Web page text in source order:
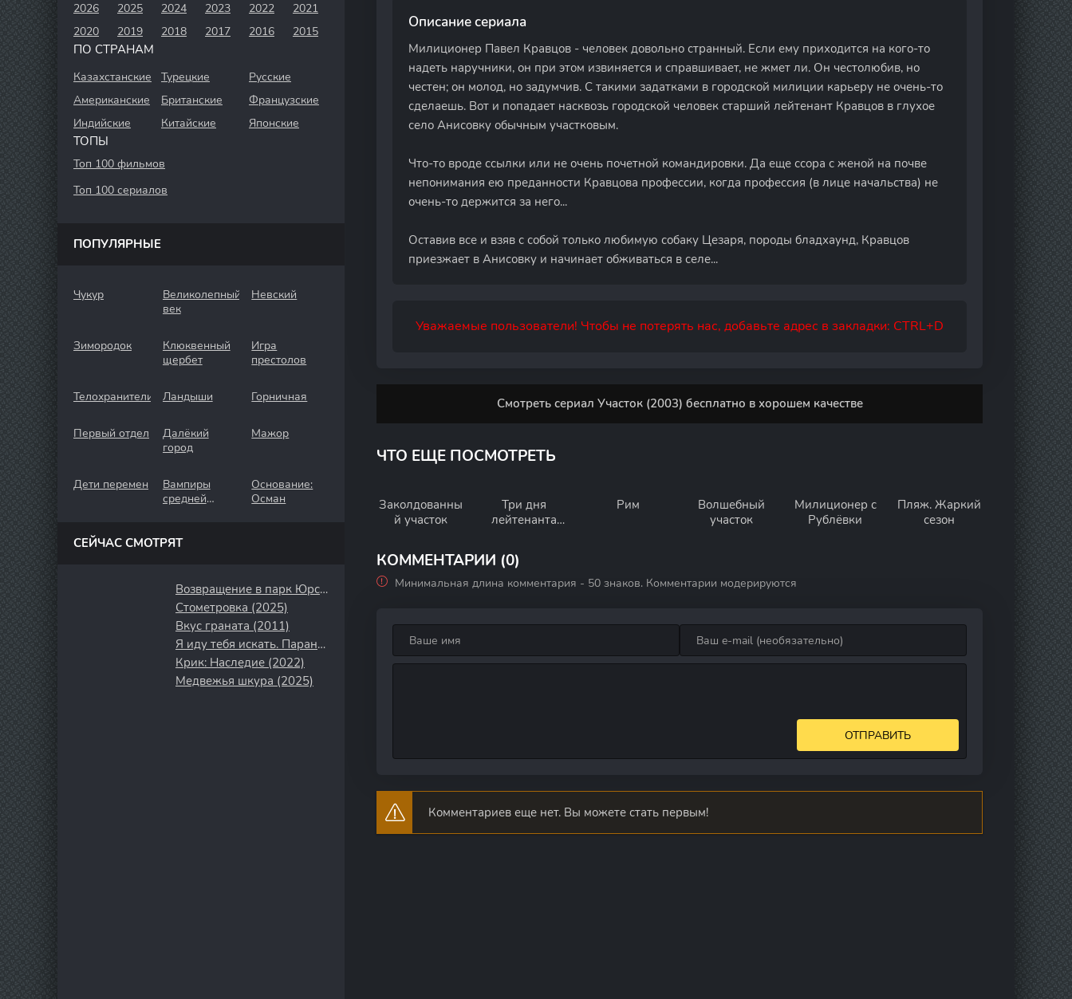
Описание сериала
Милиционер Павел Кравцов - человек довольно странный. Если ему приходится на кого-то
надеть наручники, он при этом извиняется и справшивает, не жмет ли. Он честолюбив, но
честен; он молод, но задумчив. С такими задатками в городской милиции карьеру не очень-то
сделаешь. Вот и попадает насквозь городской человек старший лейтенант Кравцов в глухое
село Анисовку обычным участковым.
Что-то вроде ссылки или не очень почетной командировки. Да еще ссора с женой на почве
непонимания ею преданности Кравцова профессии, когда профессия (в лице начальства) не
очень-то держится за него...
Оставив все и взяв с собой только любимую собаку Цезаря, породы бладхаунд, Кравцов
приезжает в Анисовку и начинает обживаться в селе...
Уважаемые пользователи! Чтобы не потерять нас, добавьте адрес в закладки: CTRL+D
Смотреть сериал Участок (2003) бесплатно в хорошем качестве
ЧТО ЕЩЕ ПОСМОТРЕТЬ
Заколдованны
й участок
Три дня
лейтенанта
Рим
Волшебный
участок
Милиционер с
Рублёвки
Пляж. Жаркий
сезон
КОММЕНТАРИИ (0)
Минимальная длина комментария - 50 знаков. Комментарии модерируются
ОТПРАВИТЬ
Комментариев еще нет. Вы можете стать первым!
2026 2025 2024 2023 2022
2021
2020
2019 2018 2017 2016 2015
ПО СТРАНАМ
Казахстанские Турецкие
Русские
Американские
Британские
Французские
Индийские
Китайские Японские
ТОПЫ
Топ 100 фильмов
Топ 100 сериалов
ПОПУЛЯРНЫЕ
Чукур
Великолепный
век
Невский
Зимородок
Клюквенный
щербет
Игра
престолов
Телохранители Ландыши Горничная
Первый отдел
Далёкий
город
Мажор
Дети перемен
Вампиры
средней
Основание:
Осман
СЕЙЧАС СМОТРЯТ
Возвращение в парк Юрского периода (2025)
Стометровка (2025)
Вкус граната (2011)
Я иду тебя искать. Паранойя (2021)
Крик: Наследие (2022)
Медвежья шкура (2025)